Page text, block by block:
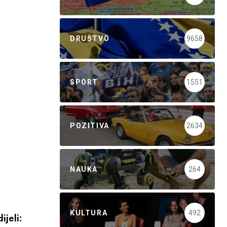
DRUŠTVO 9658
SPORT 1551
POZITIVA 2634
NAUKA 264
KULTURA 492